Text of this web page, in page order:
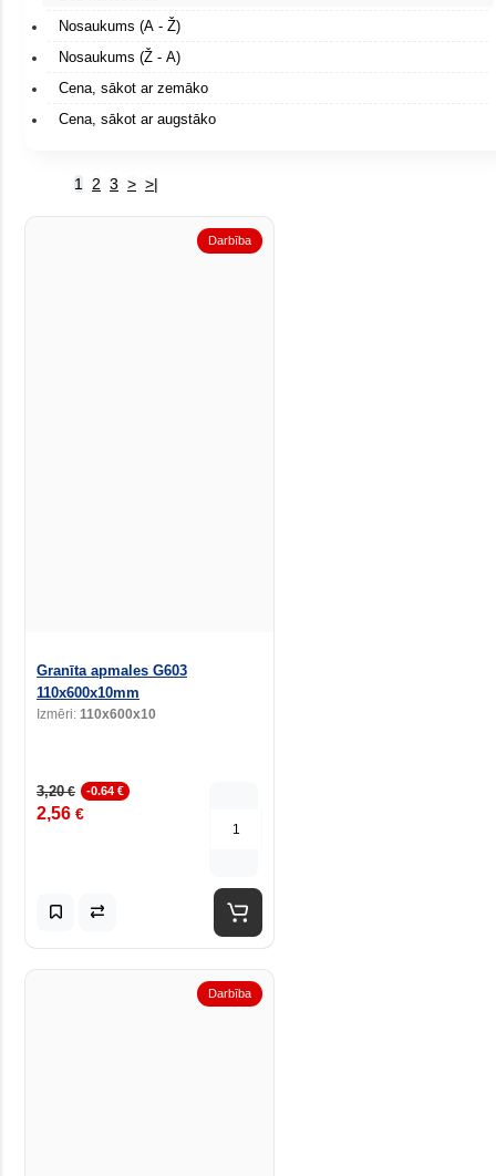
Nosaukums (A - Ž)
Nosaukums (Ž - A)
Cena, sākot ar zemāko
Cena, sākot ar augstāko
1 2 3 > >|
Darbība
Granīta apmales G603
110x600x10mm
Izmēri: 110x600x10
3,20€ -0.64 €
2,56 €
Darbība